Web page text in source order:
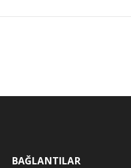
BAĞLANTILAR